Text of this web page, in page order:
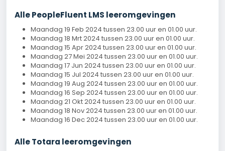
Alle PeopleFluent LMS leeromgevingen
Maandag 19 Feb 2024 tussen 23.00 uur en 01.00 uur.
Maandag 18 Mrt 2024 tussen 23.00 uur en 01.00 uur.
Maandag 15 Apr 2024 tussen 23.00 uur en 01.00 uur.
Maandag 27 Mei 2024 tussen 23.00 uur en 01.00 uur.
Maandag 17 Jun 2024 tussen 23.00 uur en 01.00 uur.
Maandag 15 Jul 2024 tussen 23.00 uur en 01.00 uur.
Maandag 19 Aug 2024 tussen 23.00 uur en 01.00 uur.
Maandag 16 Sep 2024 tussen 23.00 uur en 01.00 uur.
Maandag 21 Okt 2024 tussen 23.00 uur en 01.00 uur.
Maandag 18 Nov 2024 tussen 23.00 uur en 01.00 uur.
Maandag 16 Dec 2024 tussen 23.00 uur en 01.00 uur.
Alle Totara leeromgevingen